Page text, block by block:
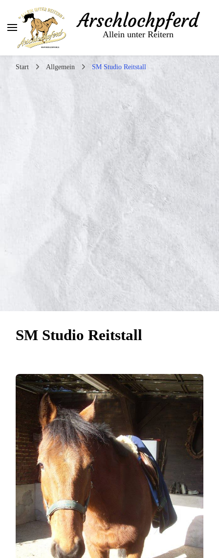
Arschlochpferd
Allein unter Reitern
Start Allgemein SM Studio Reitstall
SM Studio Reitstall